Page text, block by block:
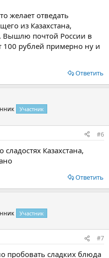
желает отведать
из Казахстана,
Вышлю почтой России в
рублей примерно ну и
Ответить
Участник
#6
Казахстана,
Ответить
Участник
#7
пробовать сладких блюда